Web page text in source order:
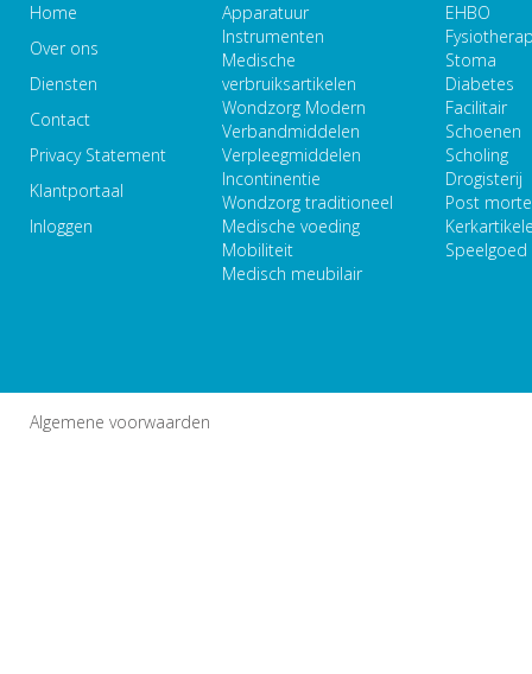
Home
Over ons
Diensten
Contact
Privacy Statement
Klantportaal
Inloggen
Apparatuur
Instrumenten
Medische
verbruiksartikelen
Wondzorg Modern
Verbandmiddelen
Verpleegmiddelen
Incontinentie
Wondzorg traditioneel
Medische voeding
Mobiliteit
Medisch meubilair
EHBO
Stoma
Diabetes
Facilitair
Schoenen
Scholing
Drogisterij
Post
Speelgoed
Algemene voorwaarden